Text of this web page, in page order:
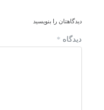
دیدگاهتان را بنویسید
دیدگاه *